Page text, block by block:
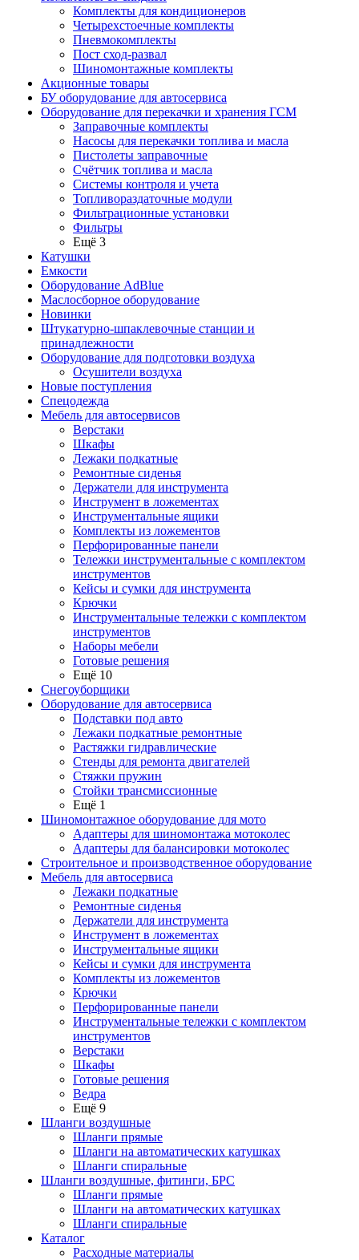
Комплекты для кондиционеров
Четырехстоечные комплекты
Пневмокомплекты
Пост сход-развал
Шиномонтажные комплекты
Акционные товары
БУ оборудование для автосервиса
Оборудование для перекачки и хранения ГСМ
Заправочные комплекты
Насосы для перекачки топлива и масла
Пистолеты заправочные
Счётчик топлива и масла
Системы контроля и учета
Топливораздаточные модули
Фильтрационные установки
Фильтры
Ещё 3
Катушки
Емкости
Оборудование AdBlue
Маслосборное оборудование
Новинки
Штукатурно-шпаклевочные станции и
принадлежности
Оборудование для подготовки воздуха
Осушители воздуха
Новые поступления
Спецодежда
Мебель для автосервисов
Верстаки
Шкафы
Лежаки подкатные
Ремонтные сиденья
Держатели для инструмента
Инструмент в ложементах
Инструментальные ящики
Комплекты из ложементов
Перфорированные панели
Тележки инструментальные с комплектом
инструментов
Кейсы и сумки для инструмента
Крючки
Инструментальные тележки с комплектом
инструментов
Наборы мебели
Готовые решения
Ещё 10
Снегоуборщики
Оборудование для автосервиса
Подставки под авто
Лежаки подкатные ремонтные
Растяжки гидравлические
Стенды для ремонта двигателей
Стяжки пружин
Стойки трансмиссионные
Ещё 1
Шиномонтажное оборудование для мото
Адаптеры для шиномонтажа мотоколес
Адаптеры для балансировки мотоколес
Строительное и производственное оборудование
Мебель для автосервиса
Лежаки подкатные
Ремонтные сиденья
Держатели для инструмента
Инструмент в ложементах
Инструментальные ящики
Кейсы и сумки для инструмента
Комплекты из ложементов
Крючки
Перфорированные панели
Инструментальные тележки с комплектом
инструментов
Верстаки
Шкафы
Готовые решения
Ведра
Ещё 9
Шланги воздушные
Шланги прямые
Шланги на автоматических катушках
Шланги спиральные
Шланги воздушные, фитинги, БРС
Шланги прямые
Шланги на автоматических катушках
Шланги спиральные
Каталог
Расходные материалы